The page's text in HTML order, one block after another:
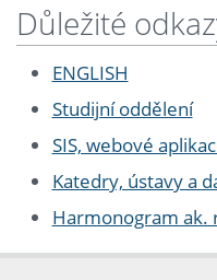
Důležité
ENGLISH
Studijní oddělení
SIS, webové
Katedry, ústavy a
Harmonogram ak.